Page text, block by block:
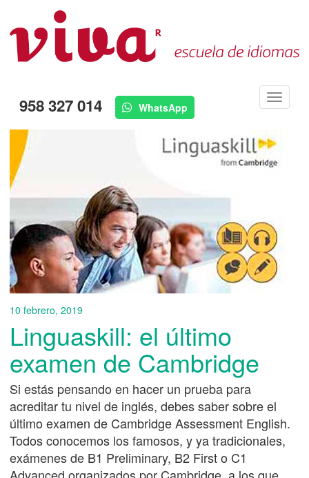
958 327 014 WhatsApp
Menú
10 febrero, 2019
Linguaskill: el último
examen de Cambridge
Si estás pensando en hacer un prueba para
acreditar tu nivel de inglés, debes saber sobre el
último examen de Cambridge Assessment English.
Todos conocemos los famosos, y ya tradicionales,
exámenes de B1 Preliminary, B2 First o C1